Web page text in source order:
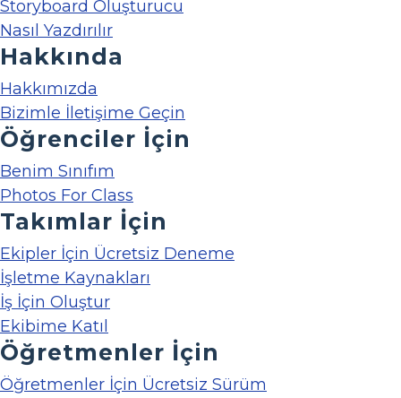
Storyboard Oluşturucu
Nasıl Yazdırılır
Hakkında
Hakkımızda
Bizimle İletişime Geçin
Öğrenciler İçin
Benim Sınıfım
Photos For Class
Takımlar İçin
Ekipler İçin Ücretsiz Deneme
İşletme Kaynakları
İş İçin Oluştur
Ekibime Katıl
Öğretmenler İçin
Öğretmenler İçin Ücretsiz Sürüm